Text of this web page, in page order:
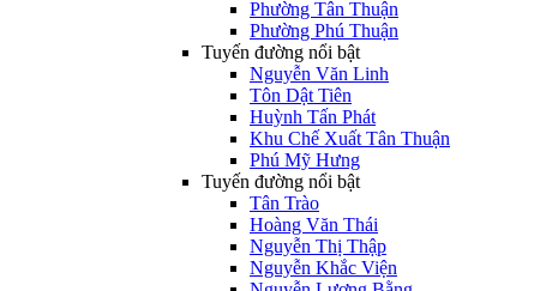
Phường Tân Thuận
Phường Phú Thuận
Tuyến đường nổi bật
Nguyễn Văn Linh
Tôn Dật Tiên
Huỳnh Tấn Phát
Khu Chế Xuất Tân Thuận
Phú Mỹ Hưng
Tuyến đường nổi bật
Tân Trào
Hoàng Văn Thái
Nguyễn Thị Thập
Nguyễn Khắc Viện